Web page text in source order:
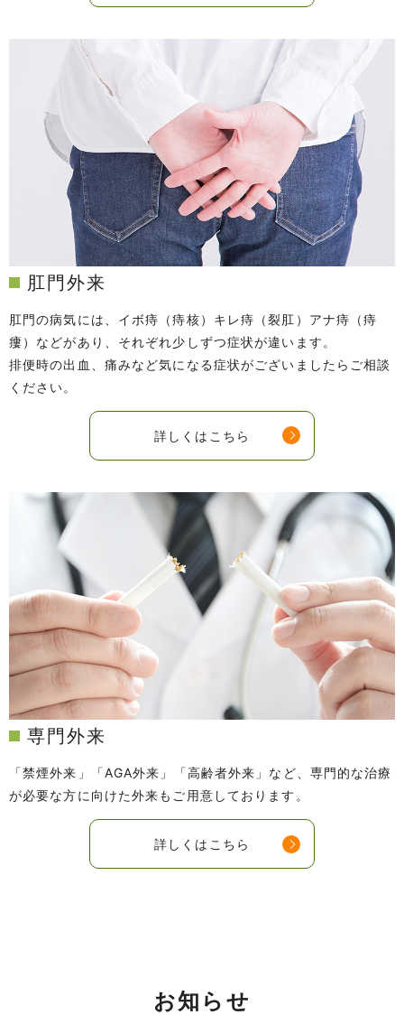
肛門外来
肛門の病気には、イボ痔（痔核）キレ痔（裂肛）アナ痔（痔
瘻）などがあり、 それぞれ少しずつ症状が違います。
排便時の出血、痛みなど気になる症状がございましたらご相談
ください。
詳しくはこちら
専門外来
「禁煙外来」「AGA外来」「高齢者外来」など、専門的な治療
が必要な方に向けた外来もご用意しております。
詳しくはこちら
お知らせ